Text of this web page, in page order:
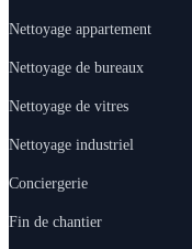
Nettoyage appartement
Nettoyage de bureaux
Nettoyage de vitres
Nettoyage industriel
Conciergerie
Fin de chantier